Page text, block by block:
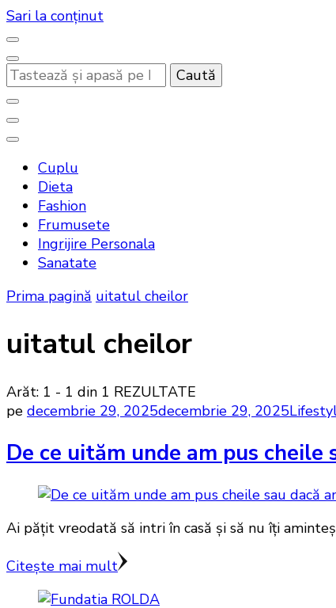
Sari la conținut
Cauți
ceva?
Bandoux
Cuplu
Dieta
Fashion
Frumusete
Ingrijire Personala
Sanatate
Prima pagină uitatul cheilor
uitatul cheilor
Arăt: 1 - 1 din 1 REZULTATE
pe decembrie 29, 2025decembrie 29, 2025
De ce uităm unde am pus
Ai pățit vreodată să intri în casă și să nu îți
Citește mai mult